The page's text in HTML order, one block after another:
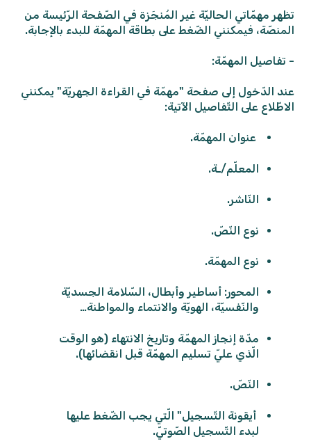
تظهر مهمّاتي الحاليّة غير المُنجَزة في الصّفحة الرّئيسة من
المنصّة، فيمكنني الضّغط على بطاقة المهمّة للبدء بالإجابة.
- تفاصيل المهمّة:
عند الدّخول إلى صفحة "مهمّة في القراءة الجهريّة" يمكنني
الاطّلاع على التّفاصيل الآتية:
عنوان المهمّة.
المعلّم/ـة.
النّاشر.
نوع النّصّ.
نوع المهمّة.
المحور: أساطير وأبطال، السّلامة الجسديّة
والنّفسيّة، الهويّة والانتماء والمواطنة…
مدّة إنجاز المهمّة وتاريخ الانتهاء (هو الوقت
الّذي عليّ تسليم المهمّة قبل انقضائها).
النّصّ.
أيقونة التّسجيل" الّتي يجب الضّغط عليها
لبدء التّسجيل الصّوتيّ.